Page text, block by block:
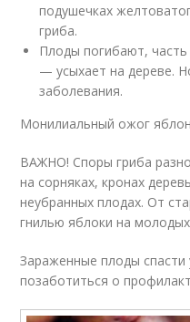
подушечках
гриба.
Плоды погибают, часть
— усыхает на дереве.
заболевания.
Монилиальный ожог
ВАЖНО! Споры гриба
на сорняках, кронах
неубранных плодах. От
гнилью яблоки на
Зараженные плоды
позаботиться о